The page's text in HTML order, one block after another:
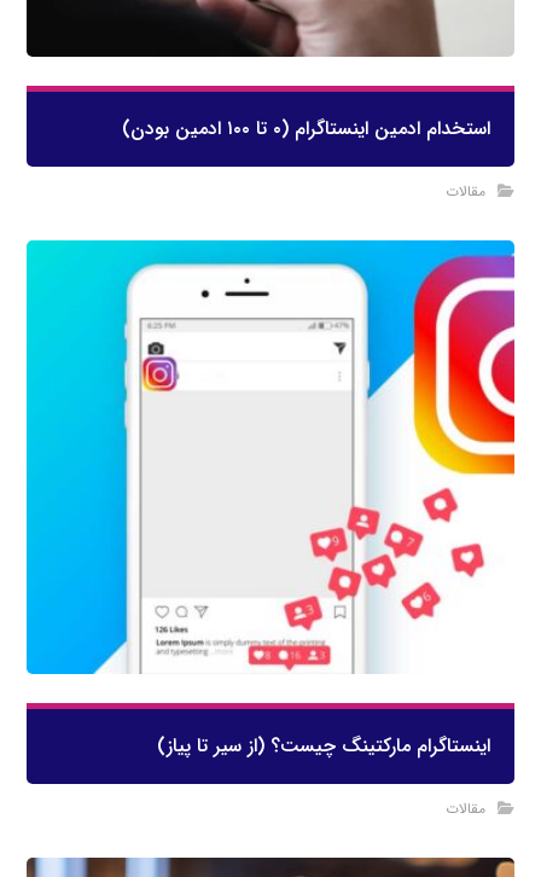
استخدام ادمین اینستاگرام (۰ تا ۱۰۰ ادمین بودن)
مقالات
اینستاگرام مارکتینگ چیست؟ (از سیر تا پیاز)
مقالات